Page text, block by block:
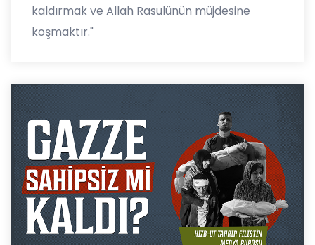
kaldırmak ve Allah Rasulünün müjdesine
koşmaktır."